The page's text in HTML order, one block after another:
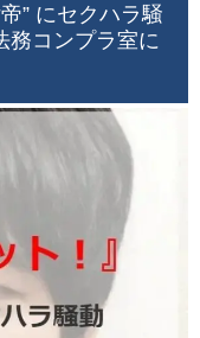
” にセクハラ騒
務コンプラ室に